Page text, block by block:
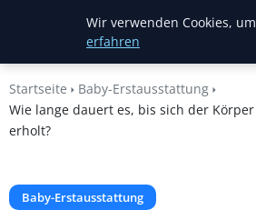
Mariannes
Kinderladen
Startseite
Baby-Erstausstattung
Wie lange dauert es, bis sich der
erholt?
Baby-Erstausstattung
Wir verwenden Cookies,
erfahren